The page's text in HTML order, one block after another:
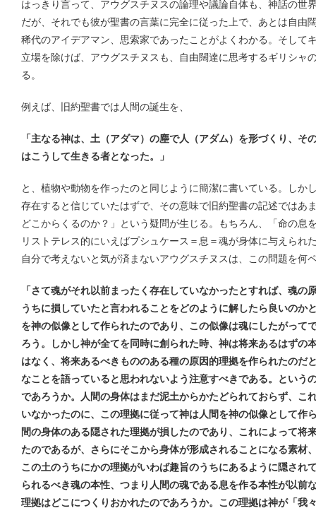
はっきり言って、アウグスチヌスの論理や議論自体も、神話の世
だが、それでも彼が聖書の言葉に完全に従った上で、あとは自由
稀代のアイデアマン、思索家であったことがよくわかる。そして
立場を除けば、アウグスチヌスも、自由闊達に思考するギリシャ
る。
例えば、旧約聖書では人間の誕生を、
「主なる神は、土（アダマ）の塵で人（アダム）を形づくり、そ
はこうして生きる者となった。
」
と、植物や動物を作ったのと同じように簡潔に書いている。しか
存在すると信じていたはずで、その意味で旧約聖書の記述ではあ
どこからくるのか？」という疑問が生じる。もちろん、「命の息
リストテレス的にいえばプシュケース＝息＝魂が身体に与えられ
自分で考えないと気が済まないアウグスチヌスは、この問題を何
「さて魂がそれ以前まったく存在していなかったとすれば、魂の
うちに損していたと言われることをどのように解したら良いのか
を神の似像として作られたのであり、この似像は魂にしたがって
ろう。しかし神が全てを同時に創られた時、神は将来あるはずの
はなく、将来あるべきもののある種の原因的理拠を作られたのだ
なことを語っていると思われないよう注意すべきである。という
であろうか。人間の身体はまだ泥土からかたどられておらず、こ
いなかったのに、この理拠に従って神は人間を神の似像として作
間の身体のある隠された理拠が損したのであり、これによって将
たのであるが、さらにそこから身体が形成されることになる素材
この土のうちにかの理拠がいわば趣旨のうちにあるように隠され
られるべき魂の本性、つまり人間の魂である息を作る本性が以前
理拠はどこにつくりおかれたのであろうか。この理拠は神が「我